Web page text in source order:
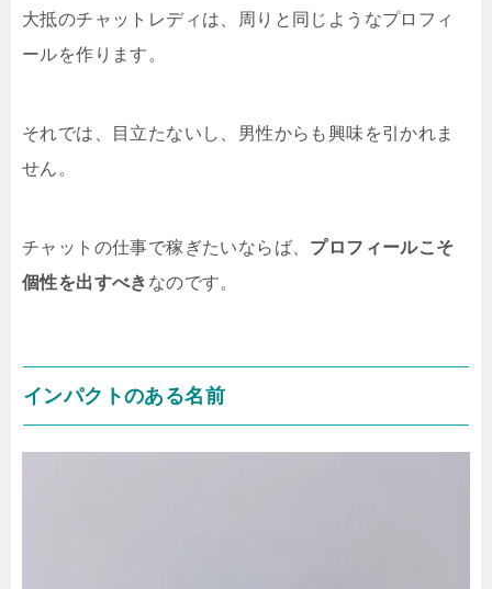
大抵のチャットレディは、周りと同じようなプロフィ
ールを作ります。
それでは、目立たないし、男性からも興味を引かれま
せん。
チャットの仕事で稼ぎたいならば、 プロフィールこそ
個性を出すべき なのです。
インパクトのある名前